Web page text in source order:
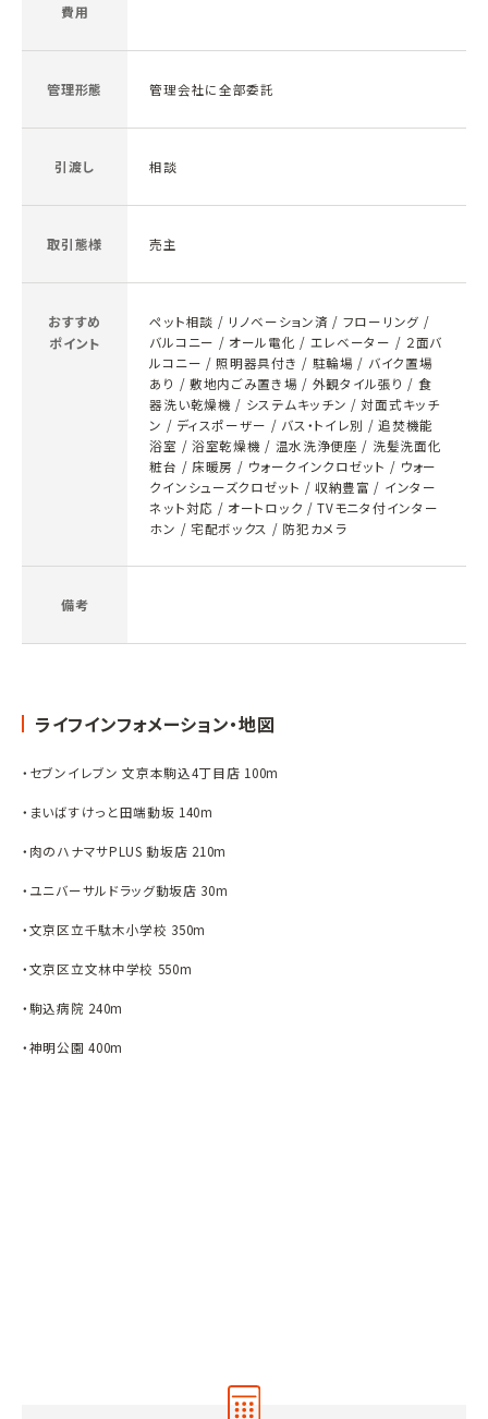
費用
管理形態 管理会社に全部委託
引渡し 相談
取引態様 売主
おすすめ
ポイント
ペット相談 / リノベーション済 / フローリング /
バルコニー / オール電化 / エレベーター / ２面バ
ルコニー / 照明器具付き / 駐輪場 / バイク置場
あり / 敷地内ごみ置き場 / 外観タイル張り / 食
器洗い乾燥機 / システムキッチン / 対面式キッチ
ン / ディスポーザー / バス・トイレ別 / 追焚機能
浴室 / 浴室乾燥機 / 温水洗浄便座 / 洗髪洗面化
粧台 / 床暖房 / ウォークインクロゼット / ウォー
クインシューズクロゼット / 収納豊富 / インター
ネット対応 / オートロック / TVモニタ付インター
ホン / 宅配ボックス / 防犯カメラ
備考
ライフインフォメーション・地図
・セブンイレブン 文京本駒込4丁目店 100m
・まいばすけっと田端動坂 140m
・肉のハナマサPLUS 動坂店 210m
・ユニバーサルドラッグ動坂店 30m
・文京区立千駄木小学校 350m
・文京区立文林中学校 550m
・駒込病院 240m
・神明公園 400m